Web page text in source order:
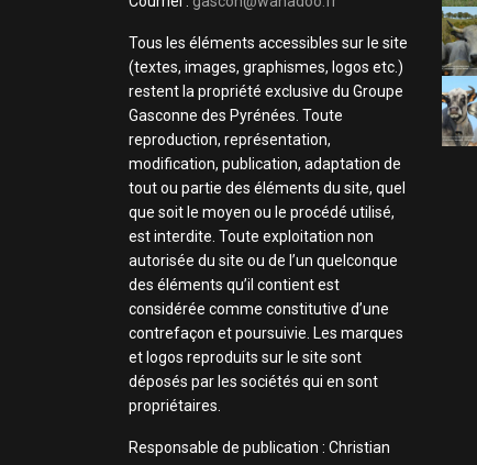
Tous les éléments accessibles sur le site
(textes, images, graphismes, logos etc.)
restent la propriété exclusive du Groupe
Gasconne des Pyrénées. Toute
reproduction, représentation,
modification, publication, adaptation de
tout ou partie des éléments du site, quel
que soit le moyen ou le procédé utilisé,
est interdite. Toute exploitation non
autorisée du site ou de l’un quelconque
des éléments qu’il contient est
considérée comme constitutive d’une
contrefaçon et poursuivie. Les marques
et logos reproduits sur le site sont
déposés par les sociétés qui en sont
propriétaires.
Responsable de publication : Christian